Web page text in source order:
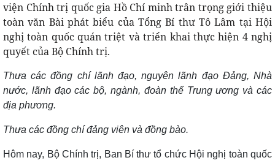
viện Chính trị quốc gia Hồ Chí minh trân trọng giới thiệu
toàn văn Bài phát biểu của Tổng Bí thư Tô Lâm tại Hội
nghị toàn quốc quán triệt và triển khai thực hiện 4 nghị
quyết của Bộ Chính trị.
Thưa các đồng chí lãnh đạo, nguyên lãnh đạo Đảng, Nhà
nước, lãnh đạo các bộ, ngành, đoàn thể Trung ương và các
địa phương.
Thưa các đồng chí đảng viên và đồng bào.
Hôm nay, Bộ Chính trị, Ban Bí thư tổ chức Hội nghị toàn quốc